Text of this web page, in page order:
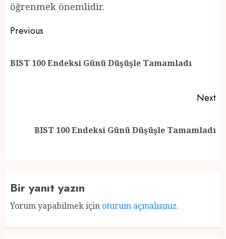
öğrenmek önemlidir.
Post
Previous
BIST 100 Endeksi Günü Düşüşle Tamamladı
Next
BIST 100 Endeksi Günü Düşüşle Tamamladı
Bir yanıt yazın
Yorum yapabilmek için oturum açmalısınız.